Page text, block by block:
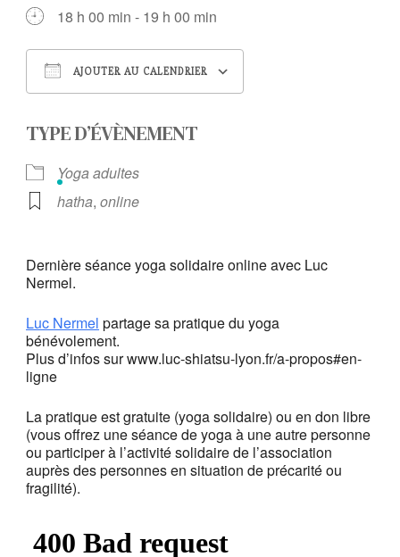
18 h 00 min - 19 h 00 min
AJOUTER AU CALENDRIER
TYPE D’ÉVÈNEMENT
Yoga adultes
hatha, online
Dernière séance yoga solidaire online avec Luc
Nermel.
Luc Nermel partage sa pratique du yoga
bénévolement.
Plus d’infos sur www.luc-shiatsu-lyon.fr/a-propos#en-
ligne
La pratique est gratuite (yoga solidaire) ou en don libre
(vous offrez une séance de yoga à une autre personne
ou participer à l’activité solidaire de l’association
auprès des personnes en situation de précarité ou
fragilité).